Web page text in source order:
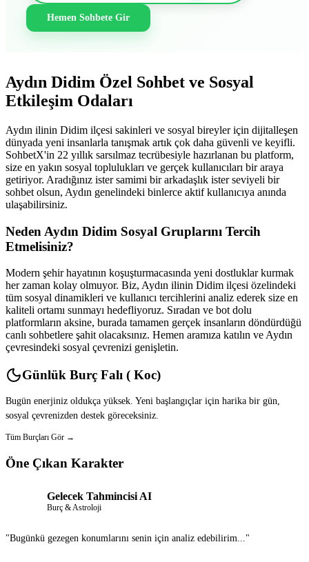
Hemen Sohbete Gir
Aydın Didim Özel Sohbet ve Sosyal
Etkileşim Odaları
Aydın ilinin Didim ilçesi sakinleri ve sosyal bireyler için dijitalleşen
dünyada yeni insanlarla tanışmak artık çok daha güvenli ve keyifli.
SohbetX'in 22 yıllık sarsılmaz tecrübesiyle hazırlanan bu platform,
size en yakın sosyal toplulukları ve gerçek kullanıcıları bir araya
getiriyor. Aradığınız ister samimi bir arkadaşlık ister seviyeli bir
sohbet olsun, Aydın genelindeki binlerce aktif kullanıcıya anında
ulaşabilirsiniz.
Neden Aydın Didim Sosyal Gruplarını Tercih
Etmelisiniz?
Modern şehir hayatının koşuşturmacasında yeni dostluklar kurmak
her zaman kolay olmuyor. Biz, Aydın ilinin Didim ilçesi özelindeki
tüm sosyal dinamikleri ve kullanıcı tercihlerini analiz ederek size en
kaliteli ortamı sunmayı hedefliyoruz. Sıradan ve bot dolu
platformların aksine, burada tamamen gerçek insanların döndürdüğü
canlı sohbetlere şahit olacaksınız. Hemen aramıza katılın ve Aydın
çevresindeki sosyal çevrenizi genişletin.
Günlük Burç Falı ( Koc)
Bugün enerjiniz oldukça yüksek. Yeni başlangıçlar için harika bir gün,
sosyal çevrenizden destek göreceksiniz.
Tüm Burçları Gör →
Öne Çıkan Karakter
Gelecek Tahmincisi AI
Burç & Astroloji
"Bugünkü gezegen konumlarını senin için analiz edebilirim..."